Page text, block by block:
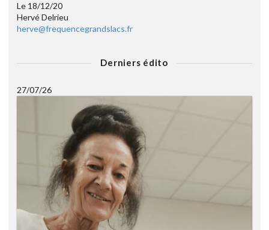
Le 18/12/20
Hervé Delrieu
herve@frequencegrandslacs.fr
Derniers édito
27/07/26